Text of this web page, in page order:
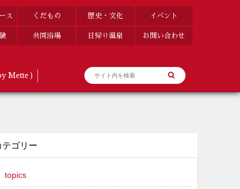
ス くだもの 歴史・文化 イベント
共同浴場 日帰り温泉 お問い合わせ
Mette )
テゴリー
topics